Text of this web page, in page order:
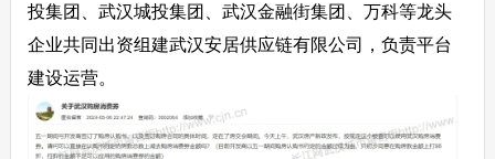
投集团、武汉城投集团、武汉金融街集团、万科等龙头
企业共同出资组建武汉安居供应链有限公司，负责平台
建设运营。